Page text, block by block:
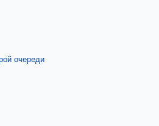
очереди